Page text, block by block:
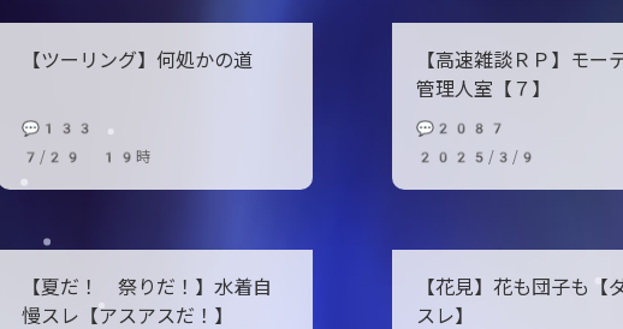
【ツーリング】何処かの道
💬133
7/29 19時
【高速雑談ＲＰ】モー
管理人室【７】
💬2087
2025/3/9
【夏だ！ 祭りだ！】水着自
慢スレ【アスアスだ！】
【花見】花も団子も【
スレ】